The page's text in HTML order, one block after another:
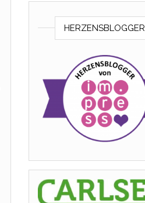
HERZENSBLOGGER